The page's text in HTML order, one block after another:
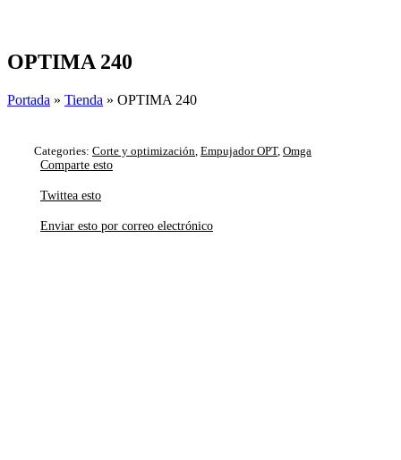
OPTIMA 240
Portada » Tienda » OPTIMA 240
Categories: Corte y optimización Empujador OPT, Omga
Comparte esto
Twittea esto
Enviar esto por correo electrónico